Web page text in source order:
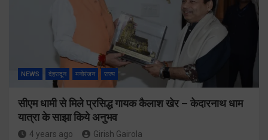
NEWS देहरादून मनोरंजन राज्य
सीएम धामी से मिले प्रसिद्ध गायक कैलाश खेर – केदारनाथ धाम
यात्रा के साझा किये अनुभव
4 years ago Girish Gairola